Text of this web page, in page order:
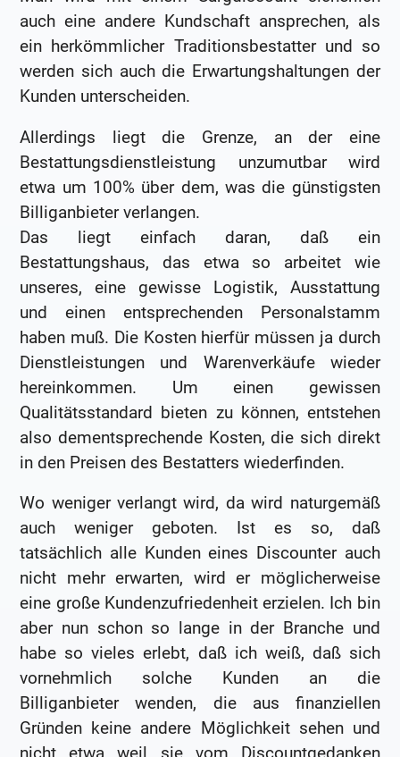
auch eine andere Kundschaft ansprechen, als
ein herkömmlicher Traditionsbestatter und so
werden sich auch die Erwartungshaltungen der
Kunden unterscheiden.
Allerdings liegt die Grenze, an der eine
Bestattungsdienstleistung unzumutbar wird
etwa um 100% über dem, was die günstigsten
Billiganbieter verlangen.
Das liegt einfach daran, daß ein
Bestattungshaus, das etwa so arbeitet wie
unseres, eine gewisse Logistik, Ausstattung
und einen entsprechenden Personalstamm
haben muß. Die Kosten hierfür müssen ja durch
Dienstleistungen und Warenverkäufe wieder
hereinkommen. Um einen gewissen
Qualitätsstandard bieten zu können, entstehen
also dementsprechende Kosten, die sich direkt
in den Preisen des Bestatters wiederfinden.
Wo weniger verlangt wird, da wird naturgemäß
auch weniger geboten. Ist es so, daß
tatsächlich alle Kunden eines Discounter auch
nicht mehr erwarten, wird er möglicherweise
eine große Kundenzufriedenheit erzielen. Ich bin
aber nun schon so lange in der Branche und
habe so vieles erlebt, daß ich weiß, daß sich
vornehmlich solche Kunden an die
Billiganbieter wenden, die aus finanziellen
Gründen keine andere Möglichkeit sehen und